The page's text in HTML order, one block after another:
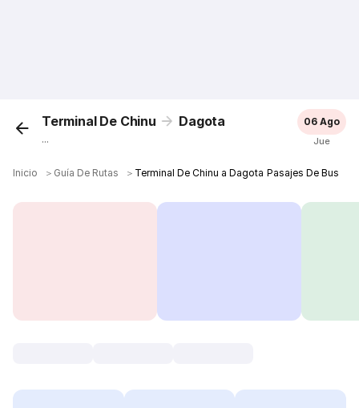
Terminal De Chinu Dagota
...
06 Ago
Jue
Inicio ＞ Guía De Rutas ＞ Terminal De Chinu a Dagota Pasajes De Bus